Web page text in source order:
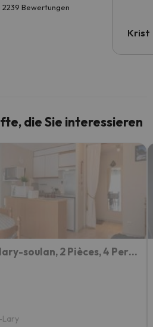
2239 Bewertungen
Krist
die Sie interessieren
Appartement Saint-lary-soulan, 2 Pièces, 4 Personnes - Fr-1-296-138
Lary